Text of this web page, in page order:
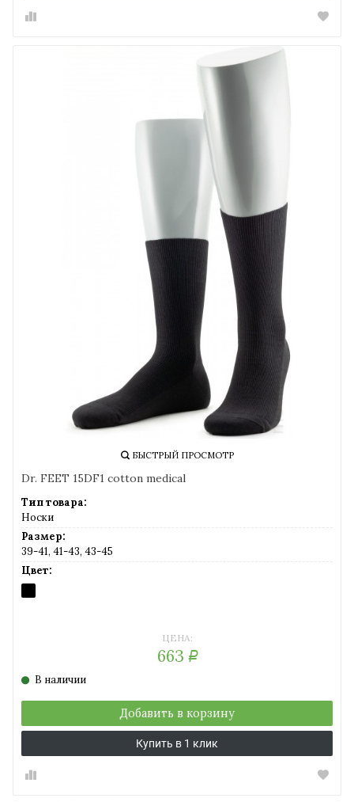
БЫСТРЫЙ ПРОСМОТР
Dr. FEET 15DF1 cotton medical
Тип товара:
Носки
Размер:
39-41, 41-43, 43-45
Цвет:
NERO
(черный)
ЦЕНА:
663 Р
В наличии
Добавить в корзину
Купить в 1 клик